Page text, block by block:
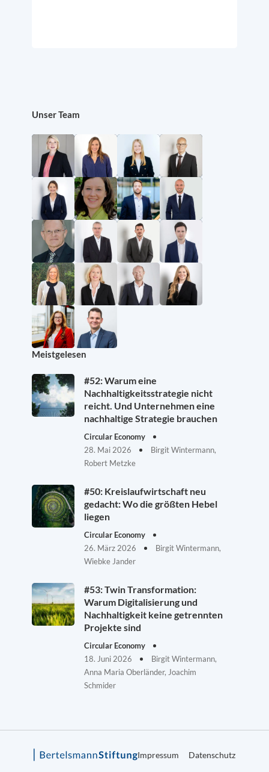
Unser Team
Meistgelesen
#52: Warum eine
Nachhaltigkeitsstrategie nicht
reicht. Und Unternehmen eine
nachhaltige Strategie brauchen
Circular Economy
28. Mai 2026
Birgit Wintermann,
Robert Metzke
#50: Kreislaufwirtschaft neu
gedacht: Wo die größten Hebel
liegen
Circular Economy
26. März 2026
Birgit Wintermann,
Wiebke Jander
#53: Twin Transformation:
Warum Digitalisierung und
Nachhaltigkeit keine getrennten
Projekte sind
Circular Economy
18. Juni 2026
Birgit Wintermann,
Anna Maria Oberländer, Joachim
Schmider
Impressum Datenschutz